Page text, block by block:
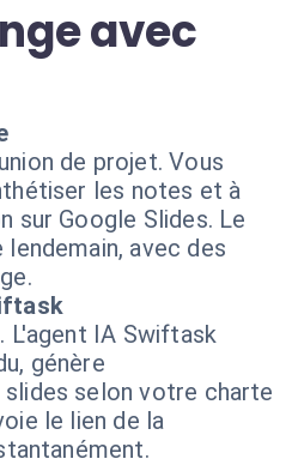
avec
de projet. Vous
les notes et à
sur Google Slides. Le
avec des
L'agent IA Swiftask
génère
selon votre charte
le lien de la